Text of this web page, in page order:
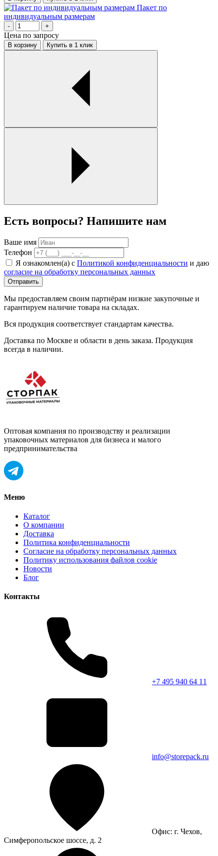
Пакет по
индивидуальным размерам
- +
Цена по запросу
В корзину Купить в 1 клик
Есть вопросы? Напишите нам
Ваше имя
Телефон
Я ознакомлен(а) с Политикой конфиденциальности и даю
согласие на обработку персональных данных
Отправить
Мы предоставляем своим партнёрам низкие закупочные и
гарантируем наличие товара на складах.
Вся продукция соответствует стандартам качества.
Доставка по Москве и области в день заказа. Продукция
всегда в наличии.
Оптовая компания по производству и реализации
упаковочных материалов для бизнеса и малого
предпринимательства
Меню
Каталог
О компании
Доставка
Политика конфиденциальности
Согласие на обработку персональных данных
Политику использования файлов cookie
Новости
Блог
Контакты
+7 495 940 64 11
info@storepack.ru
Офис: г. Чехов,
Симферопольское шоссе, д. 2